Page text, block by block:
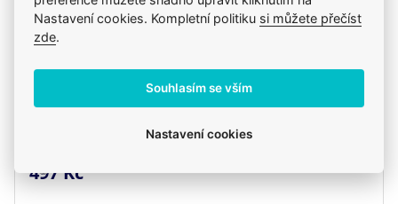
497 Kč
Nastavení cookies. Kompletní politiku si můžete přečíst
zde.
Souhlasím se vším
Nastavení cookies